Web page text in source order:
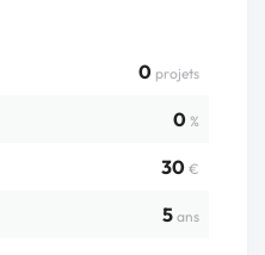
0 projets
0 %
30 €
5 ans